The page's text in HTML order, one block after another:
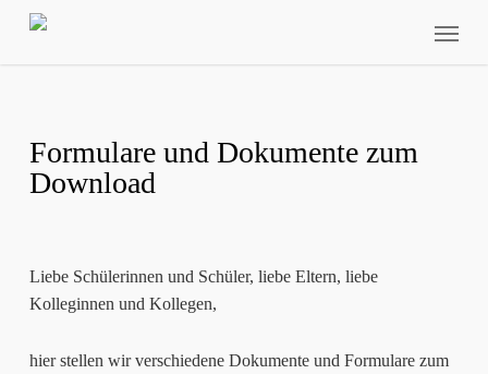
Skip
Formulare und Dokumente zum
Download
Liebe Schülerinnen und Schüler, liebe Eltern, liebe
Kolleginnen und Kollegen,
hier stellen wir verschiedene Dokumente und Formulare zum